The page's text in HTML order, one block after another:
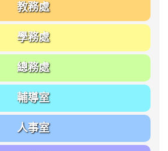
教務處
學務處
總務處
輔導室
人事室